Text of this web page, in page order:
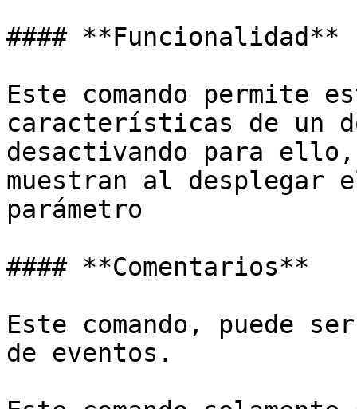
#### **Funcionalidad**
Este comando permite
características de un
desactivando para
muestran al desplegar
parámetro
#### **Comentarios**
Este comando, puede
de eventos.